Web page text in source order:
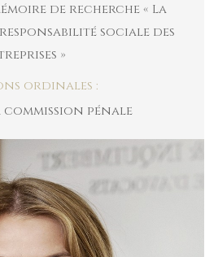
de recherche « La
sociale des
»
ordinales :
commission pénale